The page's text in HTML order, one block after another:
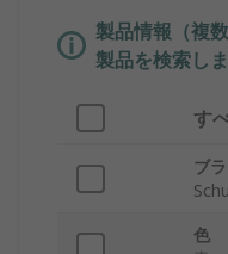
製品情報（複
製品を検索しま
す
ブ
色